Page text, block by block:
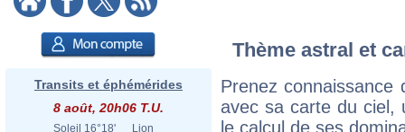
Transits et éphémérides
8 août, 20h06 T.U.
Soleil 16°18'
Lion
Thème astral et
Prenez connaissance
avec sa carte du ciel,
le calcul de ses